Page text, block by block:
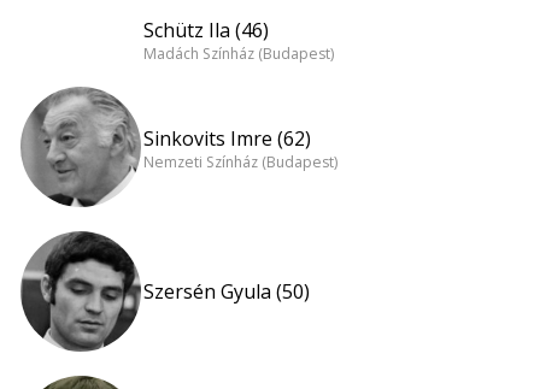
Schütz Ila (46)
Madách Színház (Budapest)
Sinkovits Imre (62)
Nemzeti Színház (Budapest)
Szersén Gyula (50)